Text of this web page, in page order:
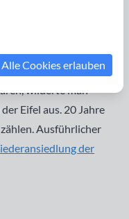
Fraßspuren
Sanduhrtechnik, benagt,
Biber in der Eifel seit
wilderte man
Eifel aus. 20 Jahre
Ausführlicher
der
Alle Cookies erlauben